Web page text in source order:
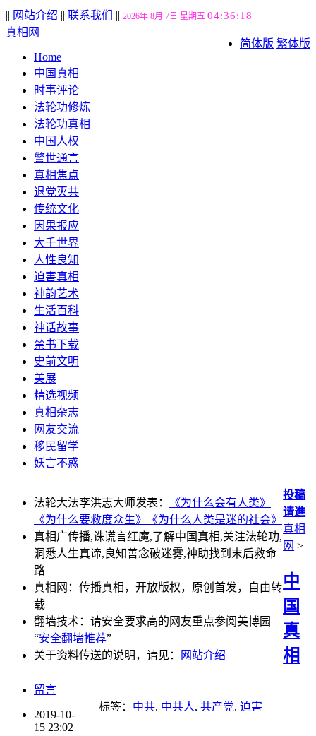
|| 网站介绍 || 联系我们 || 2026年 8月 7日 星期五 04:36:19
简体版 繁体版
真相网
Home
中国真相
时事评论
法轮功修炼
法轮功真相
中国人权
警世通言
真相焦点
退党灭共
传统文化
因果报应
大千世界
人性良知
迫害真相
神韵艺术
生活百科
神话故事
禁书下载
史前文明
美展
精选视频
真相杂志
网友交流
移民留学
妖言不惑
法轮大法李洪志大师发表：
《为什么会有人类》
《为什么要救度众生》
《为什么人类是迷的社会》
真相广传播,诛谎言红魔,了解中国真相,关注法轮功,
洞悉人生真谛,良知善念破迷雾,神助找到末后救命
路
真相网：传播真相，开放版权，原创首发，自由转
载
翻墙技术：请安全要求高的网友重点参阅美博园
“安全翻墙推荐”
关于资料传送的说明，请见：
网站介绍
投稿
请進
真相
网 >
中
国
真
相
留言
标签： 中共, 中共人, 共产党, 迫害
2019-10-
15 23:02